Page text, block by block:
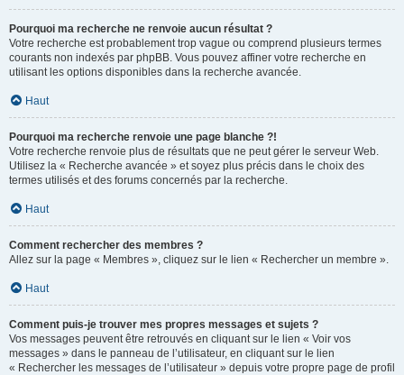
Pourquoi ma recherche ne renvoie aucun résultat ?
Votre recherche est probablement trop vague ou comprend plusieurs termes
courants non indexés par phpBB. Vous pouvez affiner votre recherche en
utilisant les options disponibles dans la recherche avancée.
Haut
Pourquoi ma recherche renvoie une page blanche ?!
Votre recherche renvoie plus de résultats que ne peut gérer le serveur Web.
Utilisez la « Recherche avancée » et soyez plus précis dans le choix des
termes utilisés et des forums concernés par la recherche.
Haut
Comment rechercher des membres ?
Allez sur la page « Membres », cliquez sur le lien « Rechercher un membre ».
Haut
Comment puis-je trouver mes propres messages et sujets ?
Vos messages peuvent être retrouvés en cliquant sur le lien « Voir vos
messages » dans le panneau de l’utilisateur, en cliquant sur le lien
« Rechercher les messages de l’utilisateur » depuis votre propre page de profil